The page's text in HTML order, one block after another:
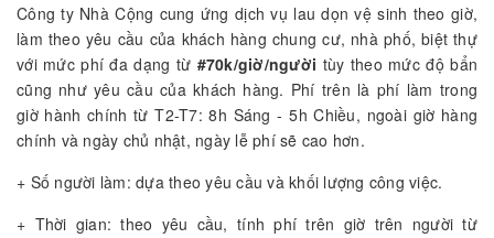
Công ty Nhà Cộng cung ứng dịch vụ lau dọn vệ sinh theo giờ,
làm theo yêu cầu của khách hàng chung cư, nhà phố, biệt thự
với mức phí đa dạng từ #70k/giờ/người tùy theo mức độ bẩn
cũng như yêu cầu của khách hàng. Phí trên là phí làm trong
giờ hành chính từ T2-T7: 8h Sáng - 5h Chiều, ngoài giờ hàng
chính và ngày chủ nhật, ngày lễ phí sẽ cao hơn.
+ Số người làm: dựa theo yêu cầu và khối lượng công việc.
+ Thời gian: theo yêu cầu, tính phí trên giờ trên người từ